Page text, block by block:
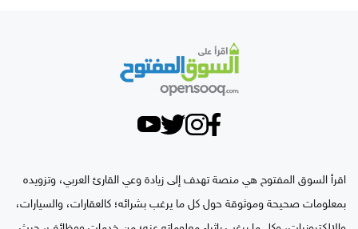
اقرأ السوق المفتوح هي منصة تهدف إلى زيادة وعي القارئ العربي، وتزويده
بمعلومات صحيحة وموثوقة حول كل ما يرغب بشرائه؛ كالعقارات، والسيارات،